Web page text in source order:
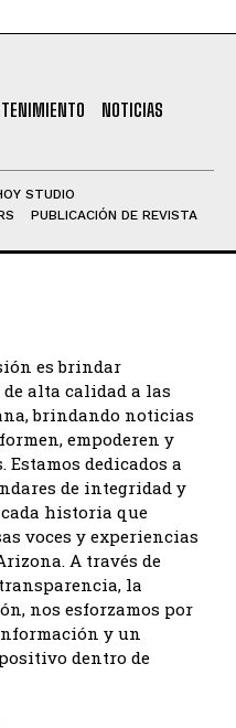
NOTICIAS
STUDIO
PUBLICACIÓN DE REVISTA
es brindar
alta calidad a las
brindando noticias
empoderen y
dedicados a
de integridad y
historia que
voces y experiencias
A través de
la
nos esforzamos por
y un
dentro de